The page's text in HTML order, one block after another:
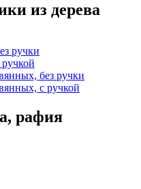
из дерева
ручки
без ручки
с ручкой
рафия